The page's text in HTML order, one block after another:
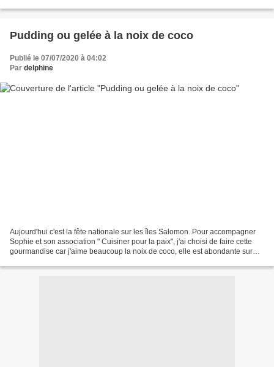
Pudding ou gelée à la noix de coco
Publié le 07/07/2020 à 04:02
Par delphine
Aujourd'hui c'est la fête nationale sur les îles Salomon..Pour accompagner
Sophie et son association " Cuisiner pour la paix", j'ai choisi de faire cette
gourmandise car j'aime beaucoup la noix de coco, elle est abondante sur